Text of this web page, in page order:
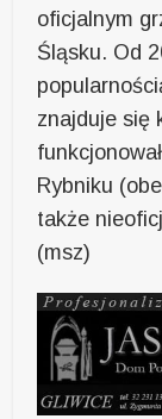
oficjalnym
Śląsku. Od
znajduje się
Rybniku
także
(msz)